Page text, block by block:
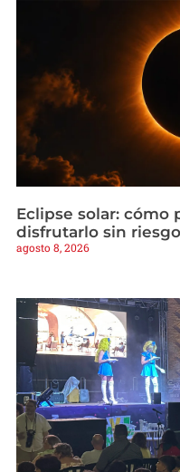
Eclipse solar: cómo
disfrutarlo sin
agosto 8, 2026